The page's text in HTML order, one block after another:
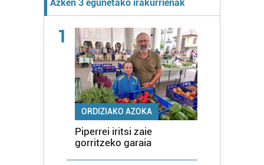
Azken 3 egunetako irakurrienak
1
ORDIZIAKO AZOKA
Piperrei iritsi zaie
gorritzeko garaia